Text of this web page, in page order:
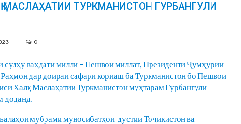
МАСЛАҲАТИИ ТУРКМАНИСТОН ГУРБАНГУЛИ
0
сулҳу ваҳдати миллӣ – Пешвои миллат, Президенти Ҷумҳурии
дар доираи сафари кориаш ба Туркманистон бо Пешвои
Халқ Маслаҳатии Туркманистон муҳтарам Гурбангули
доданд.
мубрами муносибатҳои дӯстии Тоҷикистон ва